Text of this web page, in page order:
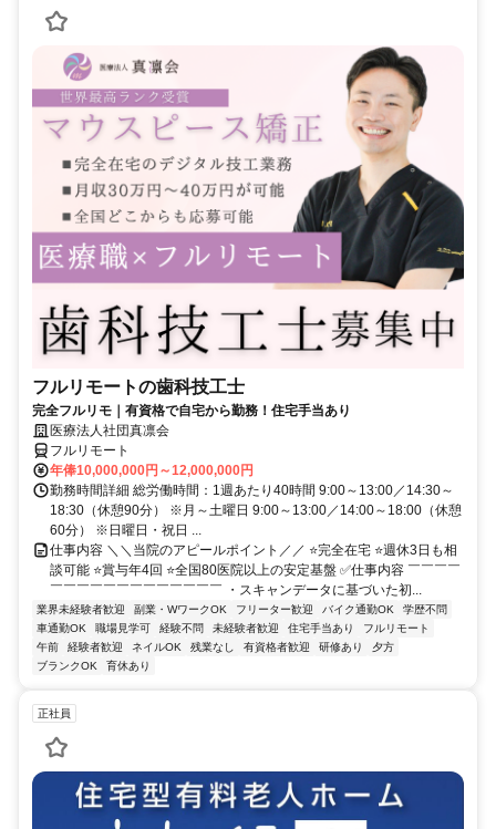
フルリモートの歯科技工士
完全フルリモ｜有資格で自宅から勤務！住宅手当あり
医療法人社団真凛会
フルリモート
年俸10,000,000円～12,000,000円
勤務時間詳細 総労働時間：1週あたり40時間 9:00～13:00／14:30～
18:30（休憩90分） ※月～土曜日 9:00～13:00／14:00～18:00（休憩
60分） ※日曜日・祝日 ...
仕事内容 ＼＼当院のアピールポイント／／ ⭐完全在宅 ⭐週休3日も相
談可能 ⭐賞与年4回 ⭐全国80医院以上の安定基盤 ✅仕事内容 ￣￣￣￣
￣￣￣￣￣￣￣￣￣￣￣￣￣ ・スキャンデータに基づいた初...
業界未経験者歓迎 副業・WワークOK フリーター歓迎 バイク通勤OK
学歴不問
車通勤OK
職場見学可 経験不問 未経験者歓迎 住宅手当あり
フルリモート
午前
経験者歓迎 ネイルOK 残業なし 有資格者歓迎 研修あり
夕方
ブランクOK
育休あり
正社員